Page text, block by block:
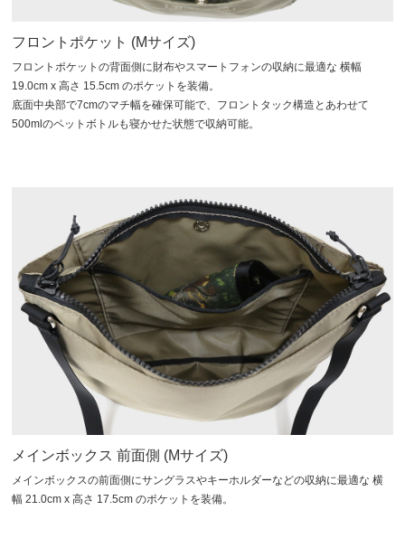
フロントポケット (Mサイズ)
フロントポケットの背面側に財布やスマートフォンの収納に最適な 横幅
19.0cm x 高さ 15.5cm のポケットを装備。
底面中央部で7cmのマチ幅を確保可能で、フロントタック構造とあわせて
500mlのペットボトルも寝かせた状態で収納可能。
メインボックス 前面側 (Mサイズ)
メインボックスの前面側にサングラスやキーホルダーなどの収納に最適な 横
幅 21.0cm x 高さ 17.5cm のポケットを装備。